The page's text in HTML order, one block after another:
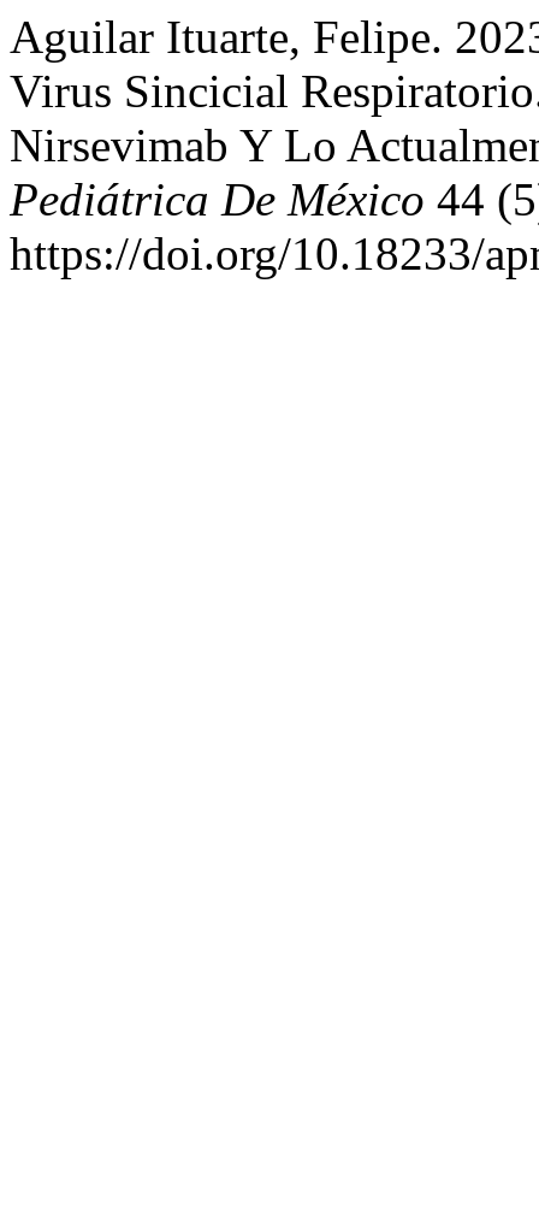
Aguilar Ituarte, Felipe.
Virus Sincicial
Nirsevimab Y Lo
Pediátrica De México 44
https://doi.org/10.18233/